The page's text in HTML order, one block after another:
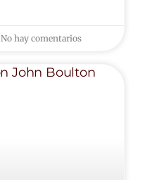
No hay comentarios